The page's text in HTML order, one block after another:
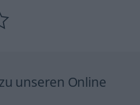
unseren Online